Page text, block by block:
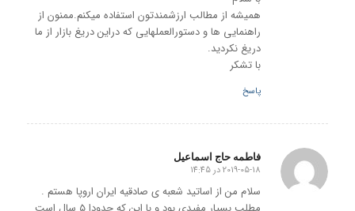
همیشه از مطالب ارزشمندتون استفاده میکنم.ممنون از
راهنمایی ها و دستورالعملهایی که دراین دریغ بازار از ما
دریغ نکردید.
با تشکر
پاسخ
فاطمه حاج اسماعیل
گفته:
2019-05-18 در 14:45
سلام من از اساتید شعبه ی صادقیه ایران اروپا هستم .